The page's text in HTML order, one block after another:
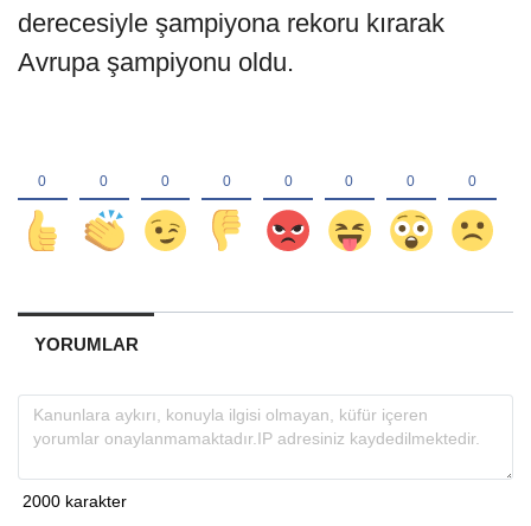
derecesiyle şampiyona rekoru kırarak
Avrupa şampiyonu oldu.
YORUMLAR